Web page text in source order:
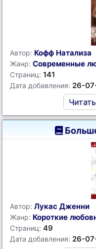
Автор: Кофф Натализа
Жанр: Современные
Страниц: 141
Дата добавления: 26-
Читать
Автор: Лукас Дженни
Жанр: Короткие
Страниц: 49
Дата добавления: 26-